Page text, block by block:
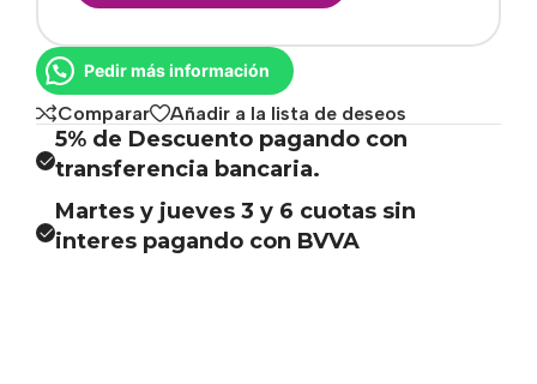
Pedir más información
Comparar Añadir a la lista de deseos
5% de Descuento pagando con
transferencia bancaria.
Martes y jueves 3 y 6 cuotas sin
interes pagando con BVVA